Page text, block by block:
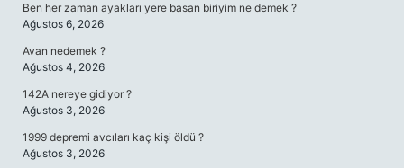
Ben her zaman ayakları yere basan biriyim ne demek ?
Ağustos 6, 2026
Avan nedemek ?
Ağustos 4, 2026
142A nereye gidiyor ?
Ağustos 3, 2026
1999 depremi avcıları kaç kişi öldü ?
Ağustos 3, 2026